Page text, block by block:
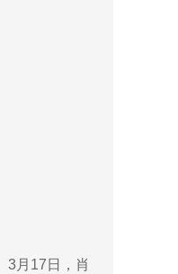
月17日，肖